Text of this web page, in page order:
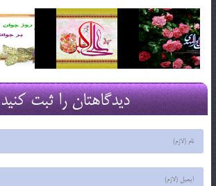
دیدگاهتان را ثبت کنید